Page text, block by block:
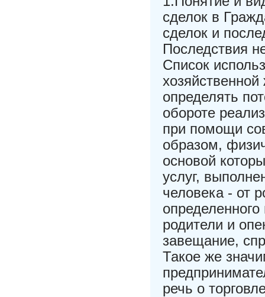
сделок в
сделок и
Последствия
Список
определять
обороте
при помощи
образом,
основой
услуг,
человека - от
родители и
завещание,
Такое же
речь о